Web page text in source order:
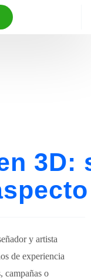
y artista
de experiencia
campañas o